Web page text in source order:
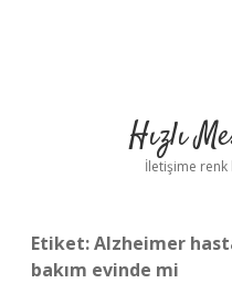
Hızlı
İletişime
Etiket:Alzheimer
bakım evinde mi